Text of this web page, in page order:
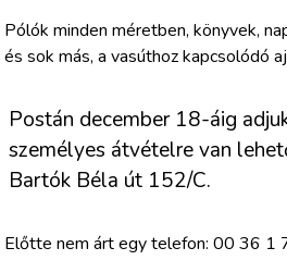
Pólók minden méretben, könyvek,
és sok más, a vasúthoz kapcsolódó
Postán december 18-áig
személyes átvételre van
Bartók Béla út 152/C.
Előtte nem árt egy telefon: 00 36 1